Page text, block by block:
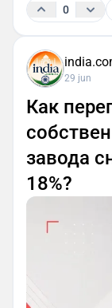
0
29 jun
Как
завода
18%?